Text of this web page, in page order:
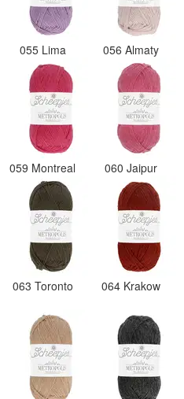
055 Lima 056 Almaty
059 Montreal 060 Jaipur
063 Toronto 064 Krakow